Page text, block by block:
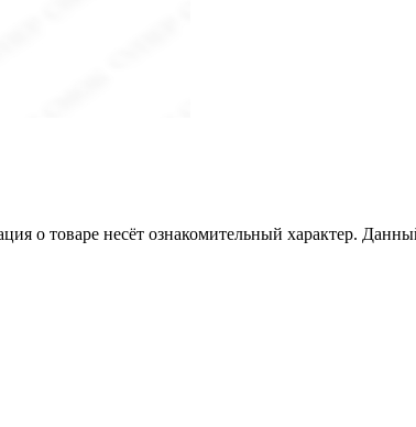
о товаре несёт ознакомительный характер.